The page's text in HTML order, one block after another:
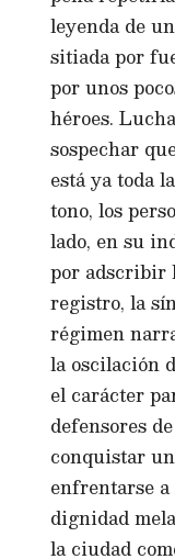
leyenda de
sitiada por
por unos
héroes.
sospechar
está ya toda
tono, los
lado, en su
por adscribir
registro, la
régimen
la oscilación
el carácter
defensores
conquistar
enfrentarse
dignidad
la ciudad